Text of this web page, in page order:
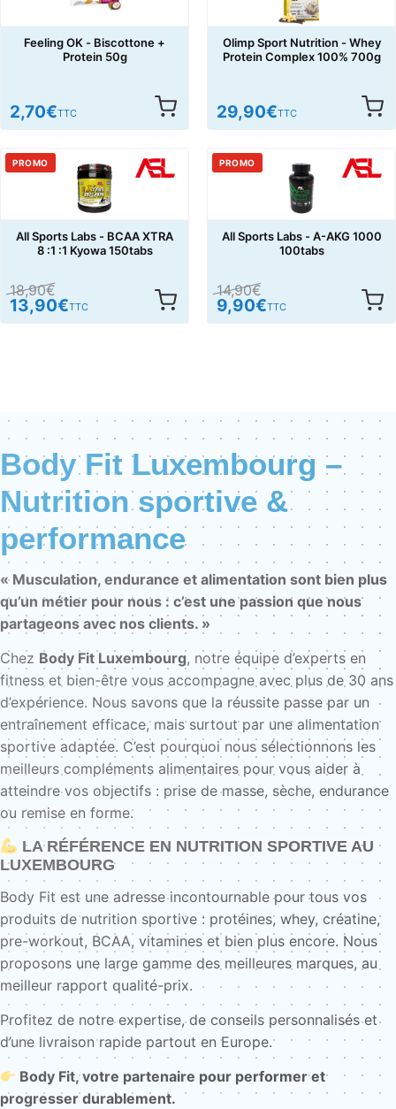
Feeling OK - Biscottone +
Protein 50g
2,70€TTC
Olimp Sport Nutrition - Whey
Protein Complex 100% 700g
29,90€TTC
PROMO
All Sports Labs - BCAA XTRA
8 :1 :1 Kyowa 150tabs
18,90€
13,90€TTC
PROMO
All Sports Labs - A-AKG 1000
100tabs
14,90€
9,90€TTC
Body Fit Luxembourg –
Nutrition sportive &
performance
« Musculation, endurance et alimentation sont bien plus
qu’un métier pour nous : c’est une passion que nous
partageons avec nos clients. »
Chez Body Fit Luxembourg, notre équipe d’experts en
fitness et bien-être vous accompagne avec plus de 30 ans
d’expérience. Nous savons que la réussite passe par un
entraînement efficace, mais surtout par une alimentation
sportive adaptée. C’est pourquoi nous sélectionnons les
meilleurs compléments alimentaires pour vous aider à
atteindre vos objectifs : prise de masse, sèche, endurance
ou remise en forme.
LA RÉFÉRENCE EN NUTRITION SPORTIVE AU
LUXEMBOURG
Body Fit est une adresse incontournable pour tous vos
produits de nutrition sportive : protéines, whey, créatine,
pre-workout, BCAA, vitamines et bien plus encore. Nous
proposons une large gamme des meilleures marques, au
meilleur rapport qualité-prix.
Profitez de notre expertise, de conseils personnalisés et
d’une livraison rapide partout en Europe.
Body Fit, votre partenaire pour performer et
progresser durablement.